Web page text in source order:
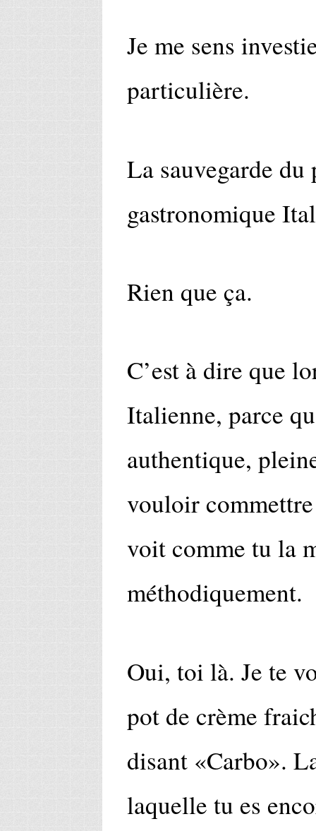
Je me sens
particulière.
La sauvegarde
gastronomique
Rien que ça.
C’est à dire que
Italienne, parce
authentique,
vouloir
voit comme tu la
méthodiquement.
Oui, toi là. Je te
pot de crème
disant «Carbo».
laquelle tu es